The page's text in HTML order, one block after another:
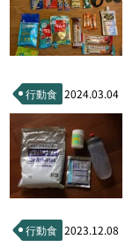
行動食 2024.03.04
行動食 2023.12.08